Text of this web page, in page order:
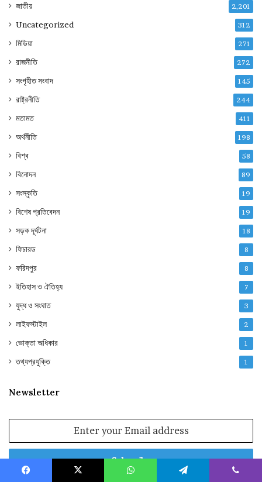
জাতীয় 2,201
Uncategorized 312
মিডিয়া 271
রাজনীতি 272
সংগৃহীত সংবাদ 145
রাষ্ট্রনীতি 244
মতামত 411
অর্থনীতি 198
বিশ্ব 58
বিনোদন 89
সংস্কৃতি 19
বিশেষ প্রতিবেদন 19
সড়ক দূর্ঘটনা 18
ফিচারড 8
ফরিদপুর 8
ইতিহাস ও ঐতিহ্য 7
যুদ্ধ ও সংঘাত 3
লাইফস্টাইল 2
ভোক্তা অধিকার 1
তথ্যপ্রযুক্তি 1
Newsletter
Email
address